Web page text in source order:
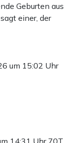
Geburten aus
einer, der
um 15:02 Uhr